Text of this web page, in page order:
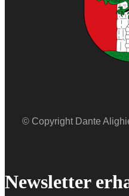
© Copyright Dante
Newsletter